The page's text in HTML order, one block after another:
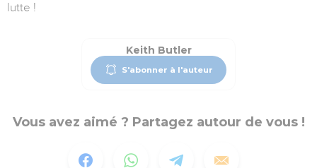
lutte !
Keith Butler
S'abonner à l'auteur
Vous avez aimé ? Partagez autour de vous !